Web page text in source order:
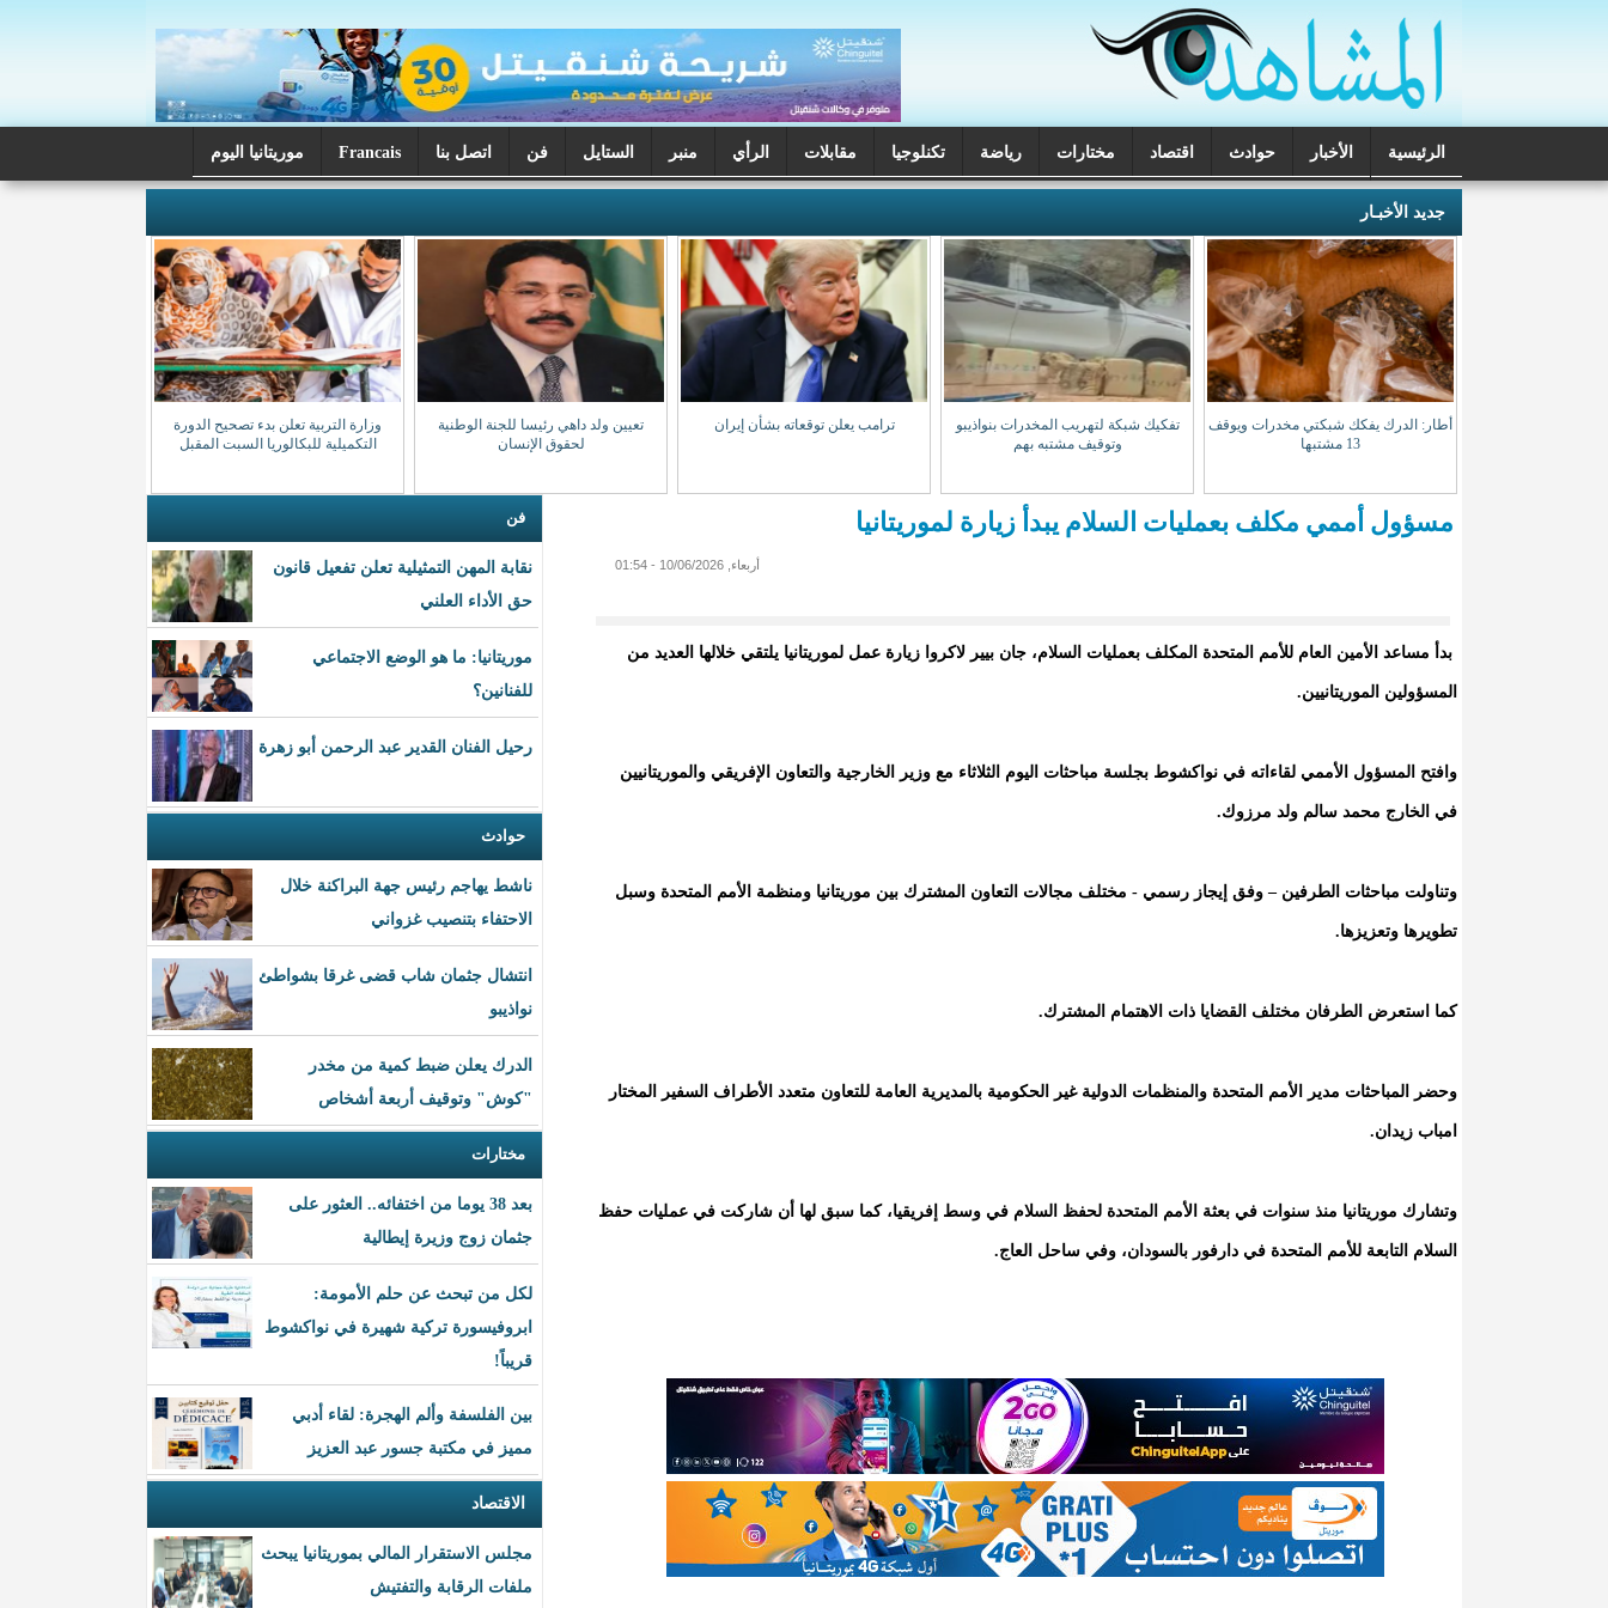
الرئيسية الأخبار حوادث اقتصاد مختارات رياضة تكنلوجيا مقابلات الرأي منبر الستايل فن اتصل بنا Francais موريتانيا اليوم
تحقيقات
جديد الأخبـار
أطار: الدرك يفكك شبكتي مخدرات ويوقف
13 مشتبها
تفكيك شبكة لتهريب المخدرات بنواذيبو
وتوقيف مشتبه بهم
ترامب يعلن توقعاته بشأن إيران
تعيين ولد داهي رئيسا للجنة الوطنية
لحقوق الإنسان
وزارة التربية تعلن بدء تصحيح الدورة
التكميلية للبكالوريا السبت المقبل
فن
نقابة المهن التمثيلية تعلن تفعيل قانون
حق الأداء العلني
موريتانيا: ما هو الوضع الاجتماعي
للفنانين؟
رحيل الفنان القدير عبد الرحمن أبو زهرة
حوادث
ناشط يهاجم رئيس جهة البراكنة خلال
الاحتفاء بتنصيب غزواني
انتشال جثمان شاب قضى غرقا بشواطئ
نواذيبو
الدرك يعلن ضبط كمية من مخدر
"كوش" وتوقيف أربعة أشخاص
مختارات
بعد 38 يوما من اختفائه.. العثور على
جثمان زوج وزيرة إيطالية
لكل من تبحث عن حلم الأمومة:
ابروفيسورة تركية شهيرة في نواكشوط
قريباً!
بين الفلسفة وألم الهجرة: لقاء أدبي
مميز في مكتبة جسور عبد العزيز
الاقتصاد
مجلس الاستقرار المالي بموريتانيا يبحث
ملفات الرقابة والتفتيش
مسؤول أممي مكلف بعمليات السلام يبدأ زيارة لموريتانيا
أربعاء, 10/06/2026 - 01:54
بدأ مساعد الأمين العام للأمم المتحدة المكلف بعمليات السلام، جان بيير لاكروا زيارة عمل لموريتانيا يلتقي خلالها العديد من
المسؤولين الموريتانيين.
وافتح المسؤول الأممي لقاءاته في نواكشوط بجلسة مباحثات اليوم الثلاثاء مع وزير الخارجية والتعاون الإفريقي والموريتانيين
في الخارج محمد سالم ولد مرزوك.
وتناولت مباحثات الطرفين – وفق إيجاز رسمي - مختلف مجالات التعاون المشترك بين موريتانيا ومنظمة الأمم المتحدة وسبل
تطويرها وتعزيزها.
كما استعرض الطرفان مختلف القضايا ذات الاهتمام المشترك.
وحضر المباحثات مدير الأمم المتحدة والمنظمات الدولية غير الحكومية بالمديرية العامة للتعاون متعدد الأطراف السفير المختار
امباب زيدان.
وتشارك موريتانيا منذ سنوات في بعثة الأمم المتحدة لحفظ السلام في وسط إفريقيا، كما سبق لها أن شاركت في عمليات حفظ
السلام التابعة للأمم المتحدة في دارفور بالسودان، وفي ساحل العاج.